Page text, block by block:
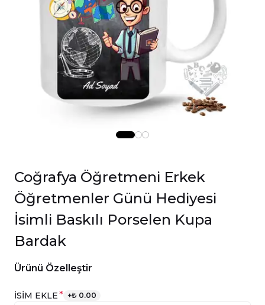
Coğrafya Öğretmeni Erkek
Öğretmenler Günü Hediyesi
İsimli Baskılı Porselen Kupa
Bardak
Ürünü Özelleştir
İSİM EKLE* +₺ 0.00